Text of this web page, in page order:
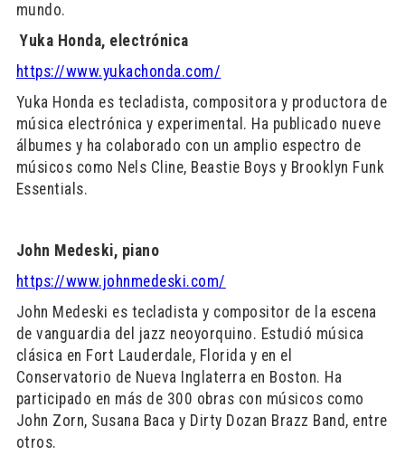
mundo.
Yuka Honda, electrónica
https://www.yukachonda.com/
Yuka Honda es tecladista, compositora y productora de
música electrónica y experimental. Ha publicado nueve
álbumes y ha colaborado con un amplio espectro de
músicos como Nels Cline, Beastie Boys y Brooklyn Funk
Essentials.
John Medeski, piano
https://www.johnmedeski.com/
John Medeski es tecladista y compositor de la escena
de vanguardia del jazz neoyorquino. Estudió música
clásica en Fort Lauderdale, Florida y en el
Conservatorio de Nueva Inglaterra en Boston. Ha
participado en más de 300 obras con músicos como
John Zorn, Susana Baca y Dirty Dozan Brazz Band, entre
otros.